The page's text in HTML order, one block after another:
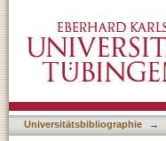
Universitätsbibliographie →